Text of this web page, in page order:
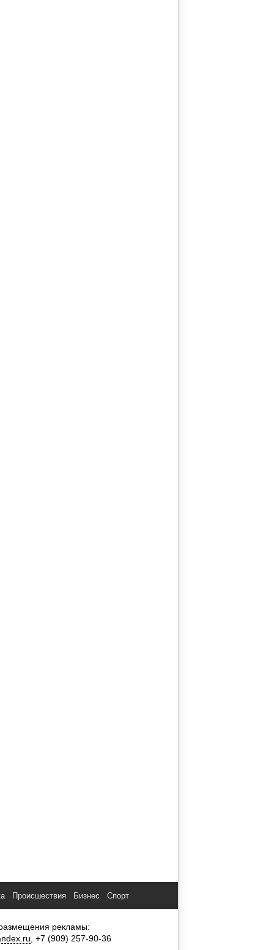
Происшествия Бизнес Спорт
рекламы:
, +7 (909) 257-90-36